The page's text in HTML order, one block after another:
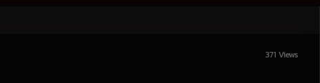
371 Views